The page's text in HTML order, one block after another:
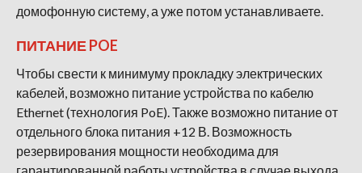
домофонную систему, а уже потом устанавливаете.
ПИТАНИЕ POE
Чтобы свести к минимуму прокладку электрических
кабелей, возможно питание устройства по кабелю
Ethernet (технология PoE). Также возможно питание от
отдельного блока питания +12 В. Возможность
резервирования мощности необходима для